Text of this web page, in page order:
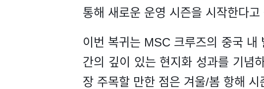
통해 새로운 운영 시즌을 시작한다고
이번 복귀는 MSC 크루즈의 중국 내
간의 깊이 있는 현지화 성과를 기념
장 주목할 만한 점은 겨울/봄 항해